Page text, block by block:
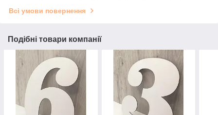
Всі умови повернення
Подібні товари компанії